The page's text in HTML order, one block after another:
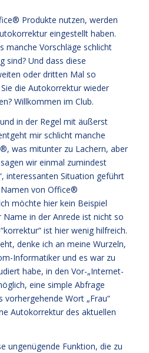
Produkte nutzen, werden
eingestellt haben.
manche Vorschläge schlicht
sind? Und dass diese
oder dritten Mal so
die Autokorrektur wieder
Willkommen im Club.
in der Regel mit äußerst
mir schlicht manche
was mitunter zu Lachern, aber
wir einmal zumindest
interessanten Situation geführt
von Office®
möchte hier kein Beispiel
in der Anrede ist nicht so
ist hier wenig hilfreich.
denke ich an meine Wurzeln,
Informatiker und es war zu
habe, in den Vor-„Internet-
eine simple Abfrage
vorhergehende Wort „Frau“
Autokorrektur des aktuellen
ungenügende Funktion, die zu